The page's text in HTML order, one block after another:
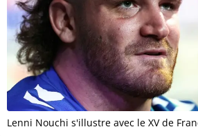
Lenni Nouchi s'illustre avec le XV de